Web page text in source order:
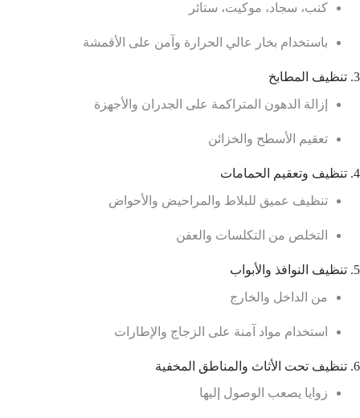
كنب، سجاد، موكيت، ستائر
باستخدام بخار عالي الحرارة وآمن على الأقمشة
3. تنظيف المطابخ
إزالة الدهون المتراكمة على الجدران والأجهزة
تعقيم الأسطح والخزائن
4. تنظيف وتعقيم الحمامات
تنظيف عميق للبلاط والمراحيض والأحواض
التخلص من التكلسات والعفن
5. تنظيف النوافذ والأبواب
من الداخل والخارج
استخدام مواد آمنة على الزجاج والإطارات
6. تنظيف تحت الأثاث والمناطق المخفية
زوايا يصعب الوصول إليها